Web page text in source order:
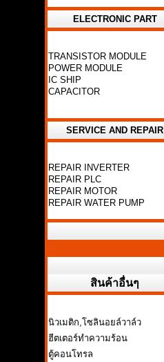
ELECTRONIC PART
TRANSISTOR MODULE
POWER MODULE
IC SHIP
CAPACITOR
SERVICE AND REPAIR
REPAIR INVERTER
REPAIR PLC
REPAIR MOTOR
REPAIR WATER PUMP
สินค้าอื่นๆ
นิวเมติก,โซลินอยล์วาล์ว
ฮีตเตอร์ทำความร้อน
ตู้คอนโทรล